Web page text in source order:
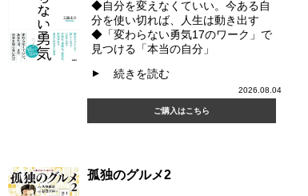
◆自分を変えなくていい。今ある自
分を使い切れば、人生は動き出す
◆「変わらない勇気17のワーク」で
見つける「本当の自分」
▲ 続きを読む
2026.08.04
ご購入はこちら
孤独のグルメ2